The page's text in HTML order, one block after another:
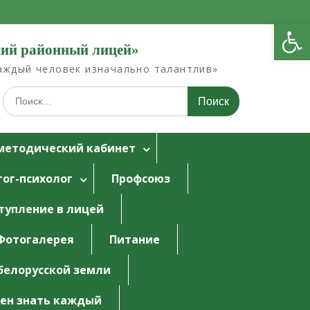
Открыть панель инструментов
районный лицей»
человек изначально талантлив»
Искать:
кабинет
психолог
Профсоюз
в лицей
Питание
земли
знать каждый